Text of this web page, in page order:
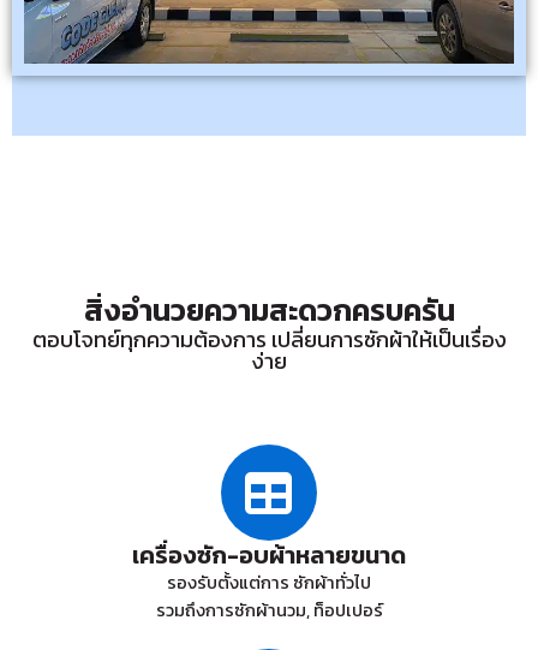
สิ่งอำนวยความสะดวกครบครัน
ตอบโจทย์ทุกความต้องการ เปลี่ยนการซักผ้าให้เป็นเรื่อง
ง่าย
เครื่องซัก-อบผ้าหลายขนาด
รองรับตั้งแต่การ ซักผ้าทั่วไป
รวมถึงการซักผ้านวม, ท็อปเปอร์